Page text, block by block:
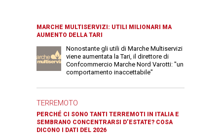
MARCHE MULTISERVIZI: UTILI MILIONARI MA
AUMENTO DELLA TARI
Nonostante gli utili di Marche Multiservizi
viene aumentata la Tari, il direttore di
Confcommercio Marche Nord Varotti: "un
comportamento inaccettabile"
TERREMOTO
PERCHÉ CI SONO TANTI TERREMOTI IN ITALIA E
SEMBRANO CONCENTRARSI D’ESTATE? COSA
DICONO I DATI DEL 2026